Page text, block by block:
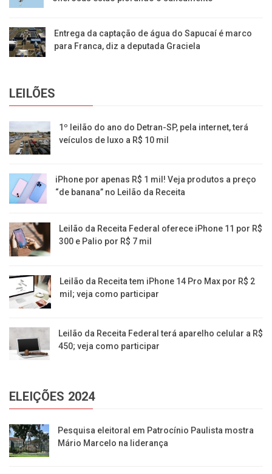
Entrega da captação de água do Sapucaí é marco
para Franca, diz a deputada Graciela
LEILÕES
1º leilão do ano do Detran-SP, pela internet, terá
veículos de luxo a R$ 10 mil
iPhone por apenas R$ 1 mil! Veja produtos a preço
“de banana” no Leilão da Receita
Leilão da Receita Federal oferece iPhone 11 por R$
300 e Palio por R$ 7 mil
Leilão da Receita tem iPhone 14 Pro Max por R$ 2
mil; veja como participar
Leilão da Receita Federal terá aparelho celular a R$
450; veja como participar
ELEIÇÕES 2024
Pesquisa eleitoral em Patrocínio Paulista mostra
Mário Marcelo na liderança